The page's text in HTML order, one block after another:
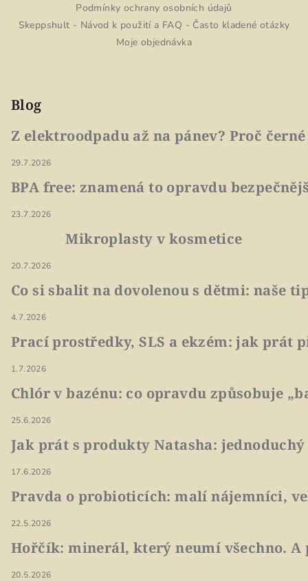
Podmínky ochrany osobních údajů
Skeppshult - Návod k použití a FAQ - Často kladené otázky
Moje objednávka
Blog
Z elektroodpadu až na pánev? Proč
29.7.2026
BPA free: znamená to opravdu
23.7.2026
Mikroplasty v kosmetice
20.7.2026
Co si sbalit na dovolenou s dětmi: naše
4.7.2026
Prací prostředky, SLS a ekzém: jak prát
1.7.2026
Chlór v bazénu: co opravdu způsobuje
25.6.2026
Jak prát s produkty Natasha:
17.6.2026
Pravda o probioticích: malí nájemníci,
22.5.2026
Hořčík: minerál, který neumí všechno.
20.5.2026